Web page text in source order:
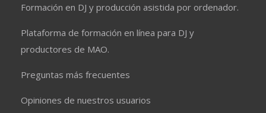
Formación en DJ y producción asistida por ordenador.
Plataforma de formación en línea para DJ y
productores de MAO.
Preguntas más frecuentes
Opiniones de nuestros usuarios